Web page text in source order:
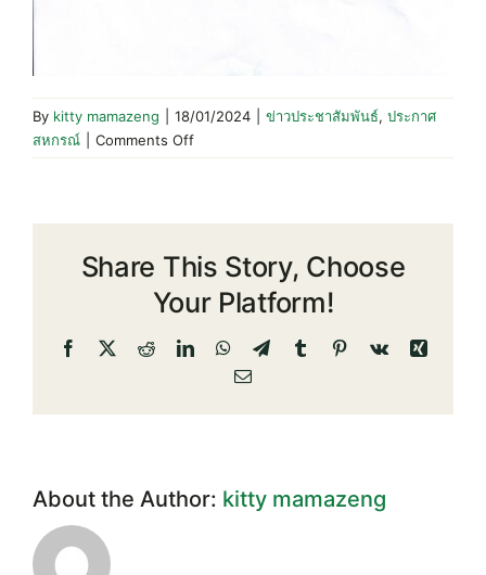
By kitty mamazeng 18/01/2024 ข่าวประชาสัมพันธ์, ประกาศ
สหกรณ์
Comments Offon
ประกาศ
ปิด
บัญชี
เงิน
ออม
และ
Share This Story, Choose
Your Platform!
Facebook
X RedditLinkedInWhatsApp
TelegramTumblrPinterest
Vk
Xing
Email
About the Author: kitty mamazeng